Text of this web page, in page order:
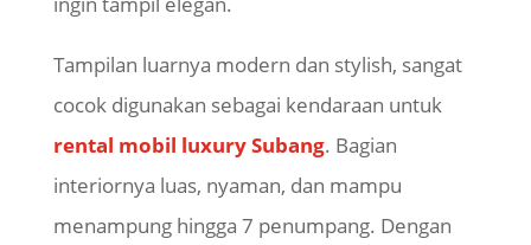
Tampilan luarnya modern dan stylish, sangat
cocok digunakan sebagai kendaraan untuk
rental mobil luxury Subang. Bagian
interiornya luas, nyaman, dan mampu
menampung hingga 7 penumpang. Dengan